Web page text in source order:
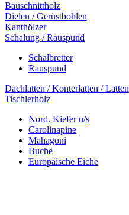
Bauschnittholz
Dielen / Gerüstbohlen
Kanthölzer
Schalung / Rauspund
Schalbretter
Rauspund
Dachlatten / Konterlatten / Latten
Tischlerholz
Nord. Kiefer u/s
Carolinapine
Mahagoni
Buche
Europäische Eiche